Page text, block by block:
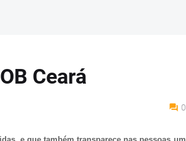
Ceará
0